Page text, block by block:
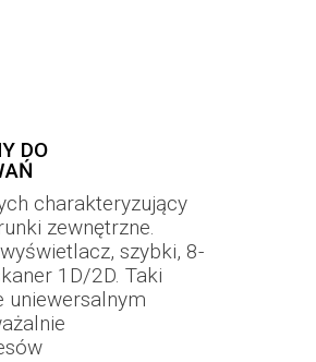
DO
charakteryzujący
zewnętrzne.
szybki, 8-
1D/2D. Taki
uniewersalnym